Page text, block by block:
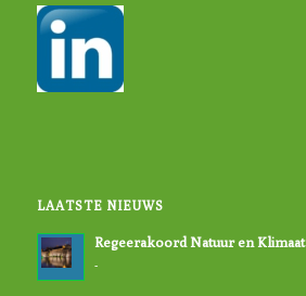
LAATSTE NIEUWS
Regeerakoord Natuur en Klimaat
-